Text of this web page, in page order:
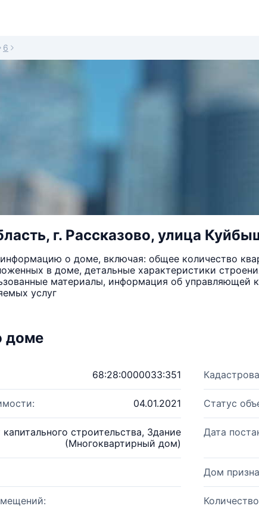
6
г. Рассказово, улица
о доме, включая: общее количество
в доме, детальные характеристики
материалы, информация об управляющей
услуг
доме
68:28:0000033:351
04.01.2021 Статус
капитального строительства, Здание
(Многоквартирный дом)
Дата
Дом